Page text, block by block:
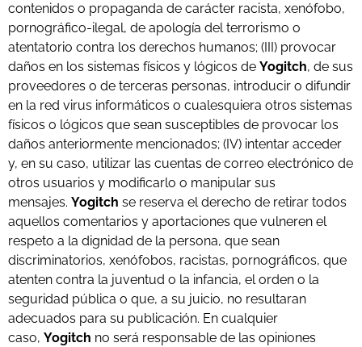
contenidos o propaganda de carácter racista, xenófobo,
pornográfico-ilegal, de apología del terrorismo o
atentatorio contra los derechos humanos; (III) provocar
daños en los sistemas físicos y lógicos de Yogitch, de sus
proveedores o de terceras personas, introducir o difundir
en la red virus informáticos o cualesquiera otros sistemas
físicos o lógicos que sean susceptibles de provocar los
daños anteriormente mencionados; (IV) intentar acceder
y, en su caso, utilizar las cuentas de correo electrónico de
otros usuarios y modificarlo o manipular sus
mensajes. Yogitch se reserva el derecho de retirar todos
aquellos comentarios y aportaciones que vulneren el
respeto a la dignidad de la persona, que sean
discriminatorios, xenófobos, racistas, pornográficos, que
atenten contra la juventud o la infancia, el orden o la
seguridad pública o que, a su juicio, no resultaran
adecuados para su publicación. En cualquier
caso, Yogitch no será responsable de las opiniones